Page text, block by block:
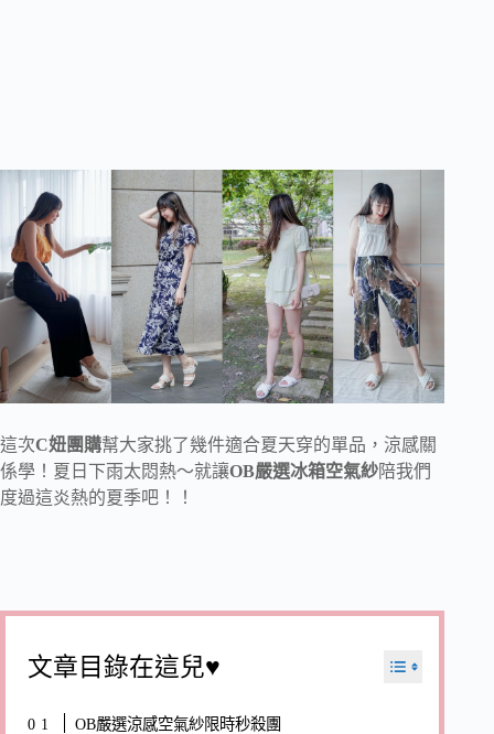
這次C妞團購幫大家挑了幾件適合夏天穿的單品，涼感關
係學！夏日下雨太悶熱～就讓OB嚴選冰箱空氣紗陪我們
度過這炎熱的夏季吧！！
文章目錄在這兒♥
OB嚴選涼感空氣紗限時秒殺團